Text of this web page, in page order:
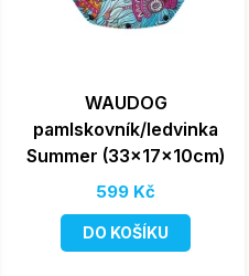
WAUDOG
pamlskovník/ledvinka
Summer (33x17x10cm)
599 Kč
DO KOŠÍKU